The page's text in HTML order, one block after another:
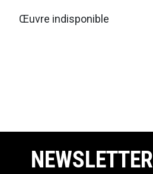
Œuvre indisponible
NEWSLETTER